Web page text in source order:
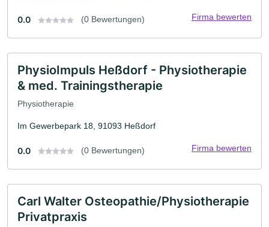
0.0 (0 Bewertungen) Firma bewerten
PhysioImpuls Heßdorf - Physiotherapie
& med. Trainingstherapie
Physiotherapie
Im Gewerbepark 18, 91093 Heßdorf
0.0 (0 Bewertungen) Firma bewerten
Carl Walter Osteopathie/Physiotherapie
Privatpraxis